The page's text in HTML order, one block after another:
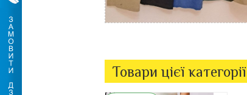
Товари цієї категорії